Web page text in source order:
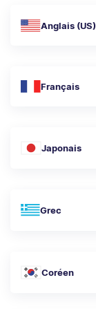
Anglais (US)
Français
Japonais
Grec
Coréen